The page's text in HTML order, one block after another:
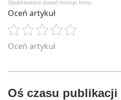
Opublikowano ponad miesiąc temu
Oceń artykuł
Oceń artykuł
Oś czasu